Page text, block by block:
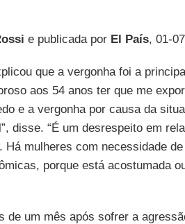
e publicada porEl País, 01-
que a vergonha foi a
aos 54 anos ter que me
e a vergonha por causa da
disse. “É um desrespeito em
Há mulheres com necessidade
porque está acostumada
de um mês após sofrer a